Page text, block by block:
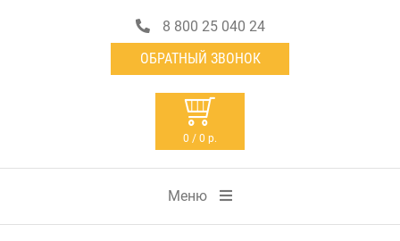
8 800 25 040 24
ОБРАТНЫЙ ЗВОНОК
0 / 0 р.
Меню